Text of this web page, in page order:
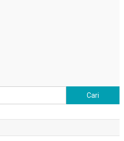
untuk: